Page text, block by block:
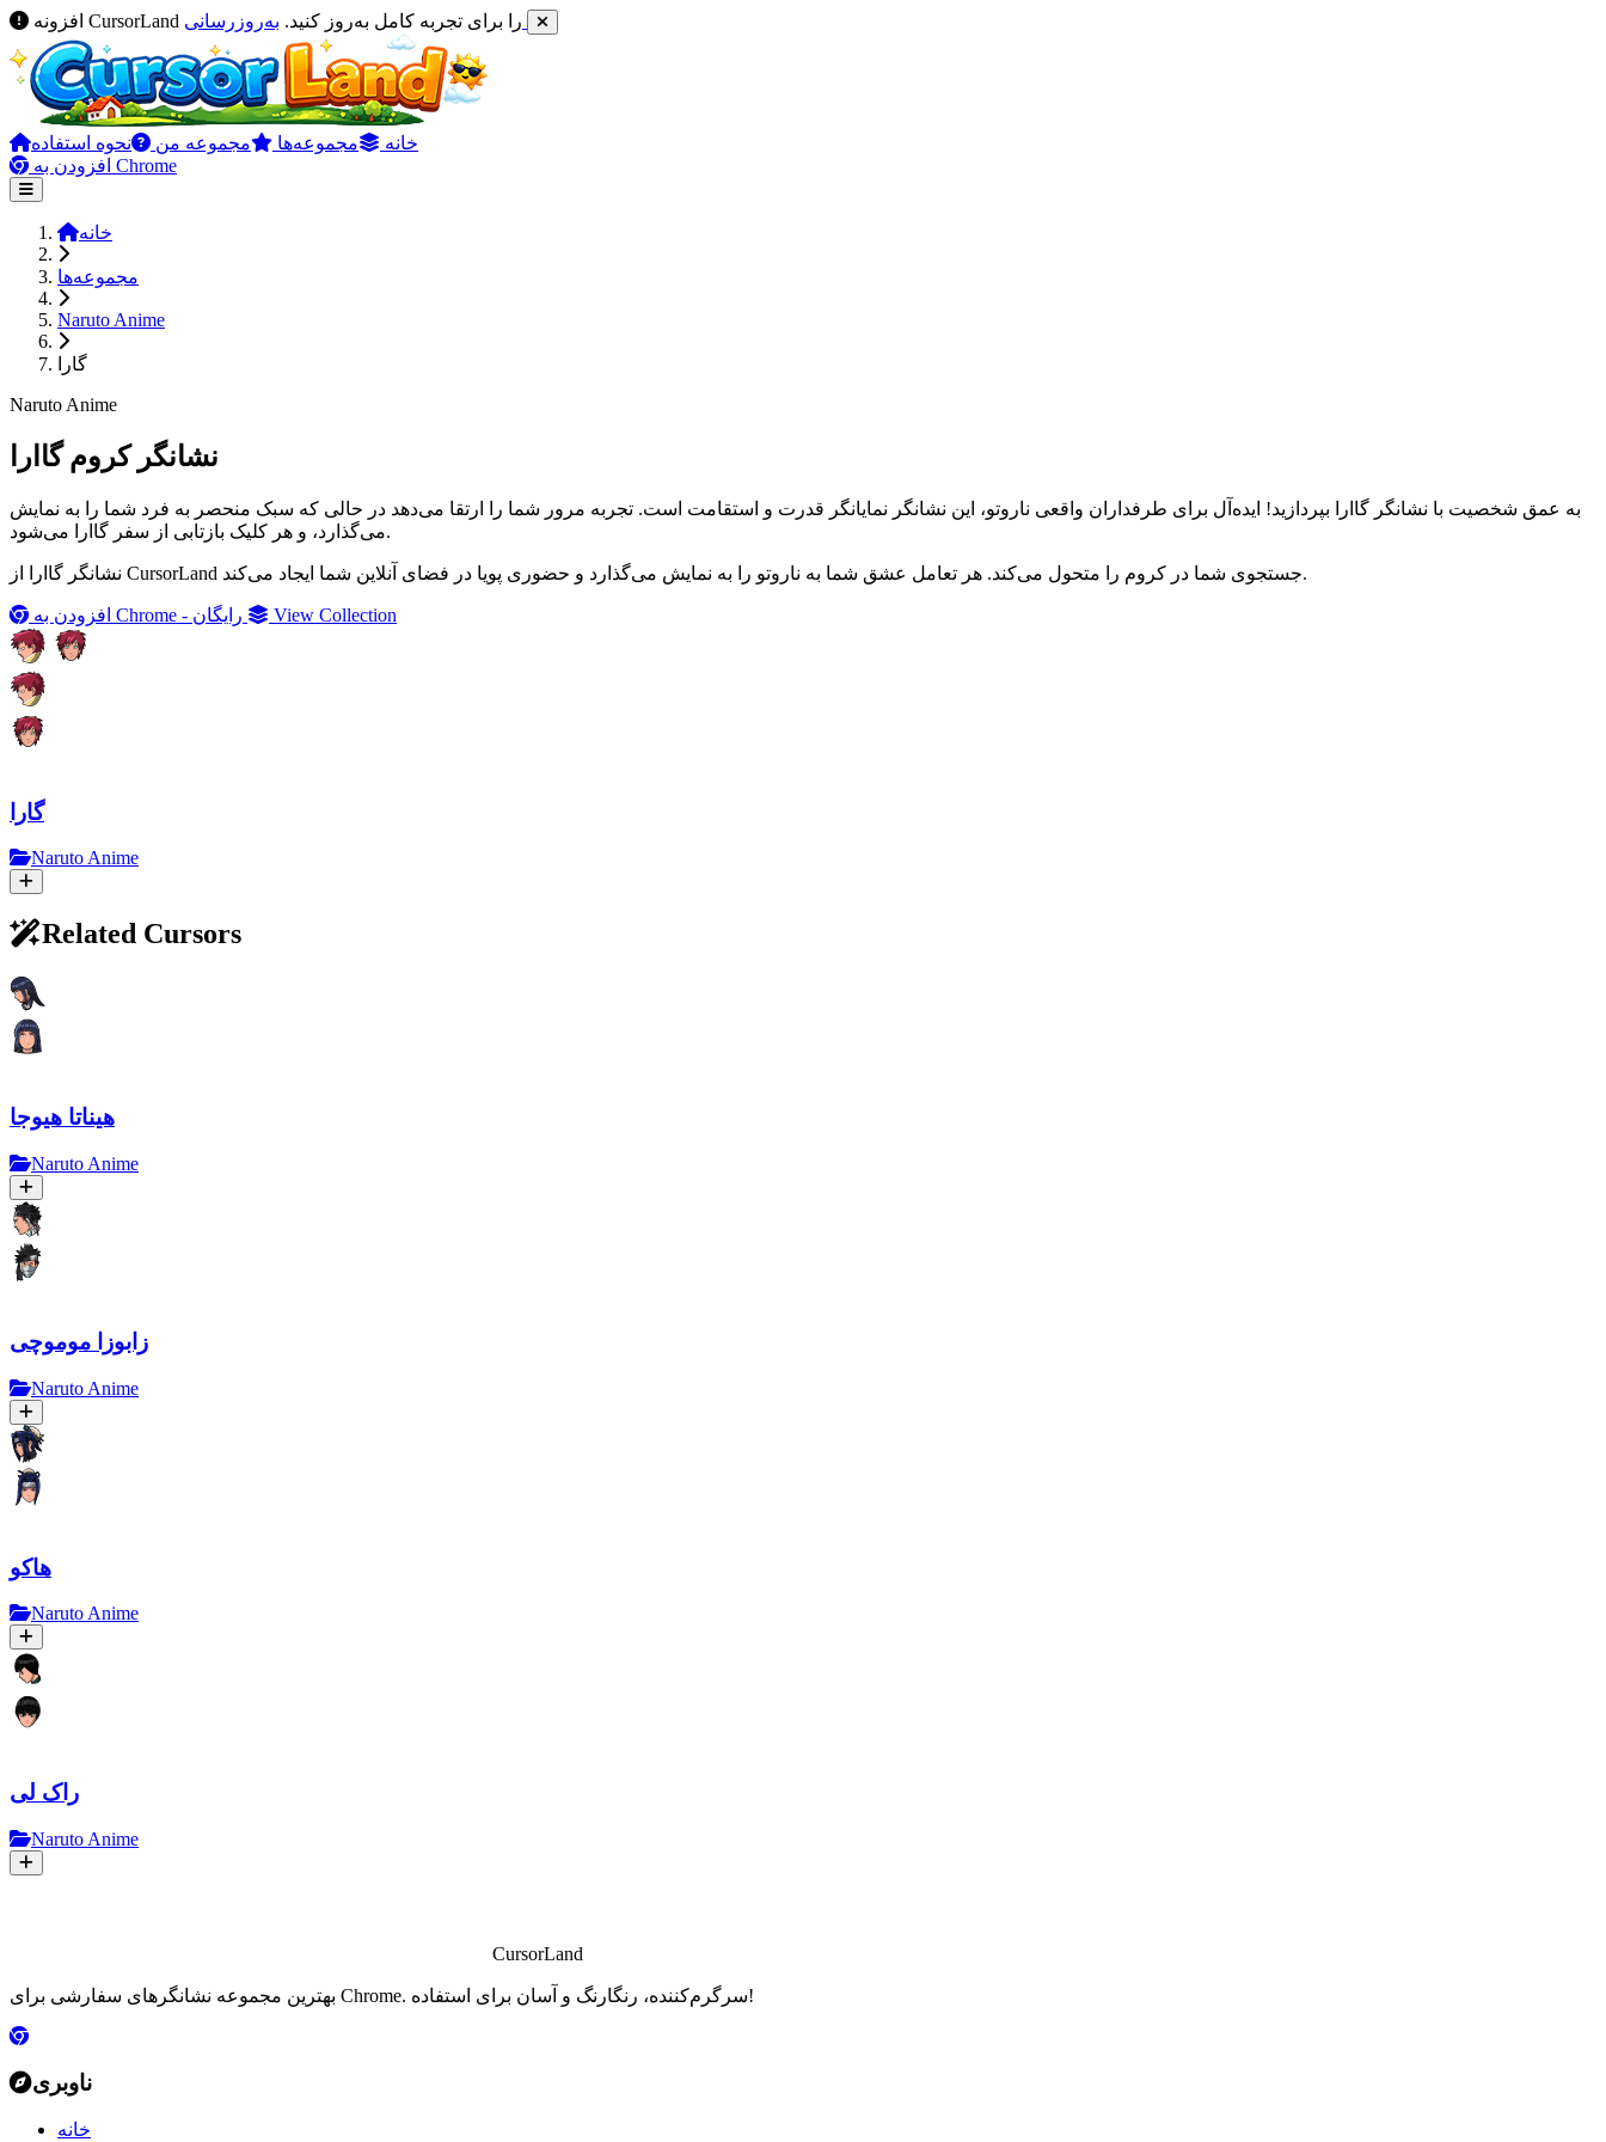
افزونه CursorLand را برای تجربه کامل به‌روز کنید.
خانه مجموعه‌ها مجموعه من
نحوه استفاده
افزودن به Chrome
خانه
مجموعه‌ها
Naruto Anime
گارا
Naruto Anime
نشانگر کروم گاارا
به عمق شخصیت با نشانگر گاارا بپردازید! ایده‌آل برای طرفداران واقعی ناروتو، این نشانگر نمایانگر قدرت و استقامت است. تجربه مرور شما را ارتقا می‌دهد در حالی که سبک منحصر به فرد شما را به نمایش
می‌گذارد، و هر کلیک بازتابی از سفر گاارا می‌شود.
نشانگر گاارا از CursorLand جستجوی شما در کروم را متحول می‌کند. هر تعامل عشق شما به ناروتو را به نمایش می‌گذارد و حضوری پویا در فضای آنلاین شما ایجاد می‌کند.
View Collection
گارا
Naruto Anime
Related Cursors
هیناتا هیوجا
Naruto Anime
زابوزا موموچی
Naruto Anime
هاکو
Naruto Anime
راک لی
Naruto Anime
CursorLand
بهترین مجموعه نشانگرهای سفارشی برای Chrome. سرگرم‌کننده، رنگارنگ و آسان برای استفاده!
ناوبری
خانه